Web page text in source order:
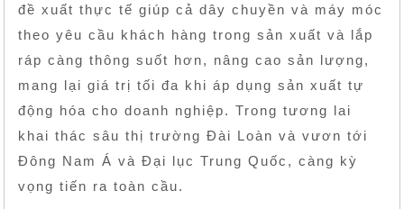
đề xuất thực tế giúp cả dây chuyền và máy móc
theo yêu cầu khách hàng trong sản xuất và lắp
ráp càng thông suốt hơn, nâng cao sản lượng,
mang lại giá trị tối đa khi áp dụng sản xuất tự
động hóa cho doanh nghiệp. Trong tương lai
khai thác sâu thị trường Đài Loàn và vươn tới
Đông Nam Á và Đại lục Trung Quốc, càng kỳ
vọng tiến ra toàn cầu.